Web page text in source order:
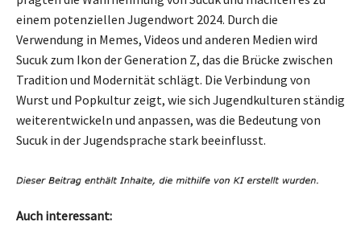
einem potenziellen Jugendwort 2024. Durch die
Verwendung in Memes, Videos und anderen Medien wird
Sucuk zum Ikon der Generation Z, das die Brücke zwischen
Tradition und Modernität schlägt. Die Verbindung von
Wurst und Popkultur zeigt, wie sich Jugendkulturen ständig
weiterentwickeln und anpassen, was die Bedeutung von
Sucuk in der Jugendsprache stark beeinflusst.
Auch interessant: